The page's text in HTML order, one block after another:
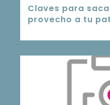
Claves para
provecho a tu